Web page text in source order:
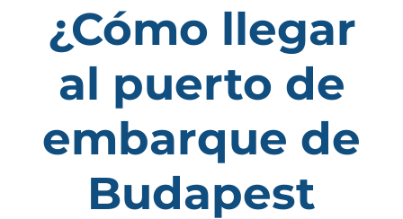
¿Cómo llegar
al puerto de
embarque de
Budapest